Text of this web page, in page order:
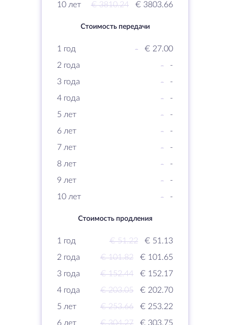
10 лет
€ 3810.24 € 3803.66
Стоимость передачи
1 год -
€ 27.00
2 года
-
-
3 года
-
-
4 года
-
-
5 лет
-
-
6 лет
-
-
7 лет
-
-
8 лет
-
-
9 лет
-
-
10 лет
- -
Стоимость продления
1 год € 51.22
€ 51.13
2 года
€ 101.82
€ 101.65
3 года
€ 152.44
€ 152.17
4 года
€ 203.05
€ 202.70
5 лет
€ 253.66
€ 253.22
6 лет
€ 304.27
€ 303.75